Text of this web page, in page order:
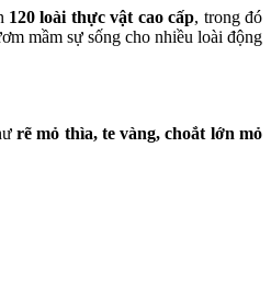
120 loài thực vật cao cấp, trong đó
mầm sự sống cho nhiều loài động
rẽ mỏ thìa, te vàng, choắt lớn mỏ